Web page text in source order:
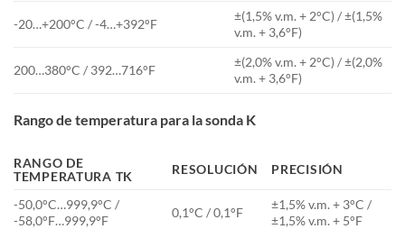
-20…+200°C / -4…+392°F
±(1,5% v.m. + 2°C) / ±(1,5%
v.m. + 3,6°F)
200…380°C / 392…716°F
±(2,0% v.m. + 2°C) / ±(2,0%
v.m. + 3,6°F)
Rango de temperatura para la sonda K
RANGO DE
TEMPERATURA TK
RESOLUCIÓN PRECISIÓN
-50,0°C…999,9°C /
-58,0°F…999,9°F
0,1°C / 0,1°F
±1,5% v.m. + 3°C /
±1,5% v.m. + 5°F